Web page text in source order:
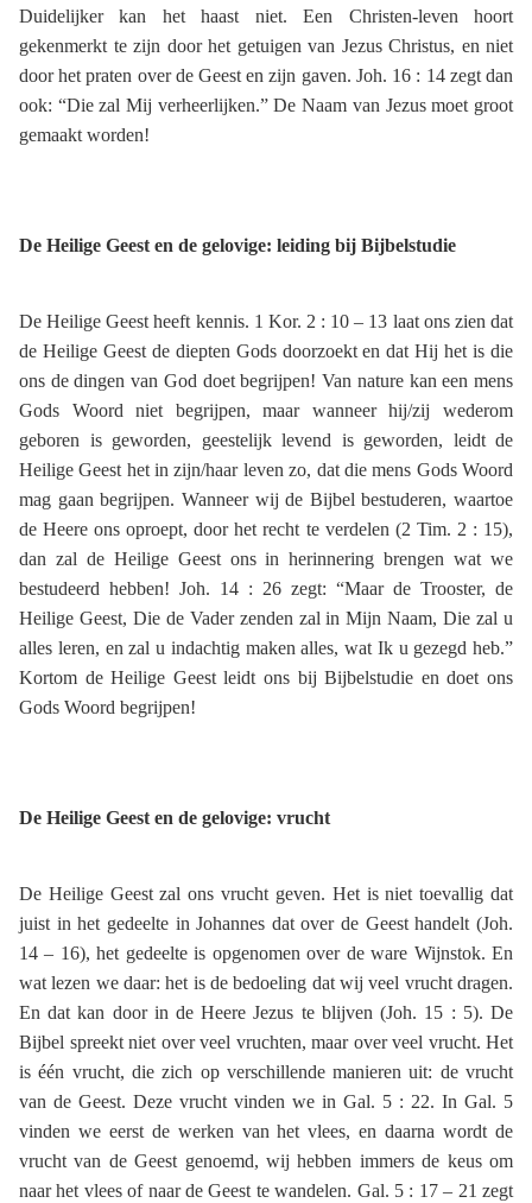
Duidelijker kan het haast niet. Een Christen-leven hoort
gekenmerkt te zijn door het getuigen van Jezus Christus, en niet
door het praten over de Geest en zijn gaven. Joh. 16 : 14 zegt dan
ook: “Die zal Mij verheerlijken.” De Naam van Jezus moet groot
gemaakt worden!
De Heilige Geest en de gelovige: leiding bij Bijbelstudie
De Heilige Geest heeft kennis. 1 Kor. 2 : 10 – 13 laat ons zien dat
de Heilige Geest de diepten Gods doorzoekt en dat Hij het is die
ons de dingen van God doet begrijpen! Van nature kan een mens
Gods Woord niet begrijpen, maar wanneer hij/zij wederom
geboren is geworden, geestelijk levend is geworden, leidt de
Heilige Geest het in zijn/haar leven zo, dat die mens Gods Woord
mag gaan begrijpen. Wanneer wij de Bijbel bestuderen, waartoe
de Heere ons oproept, door het recht te verdelen (2 Tim. 2 : 15),
dan zal de Heilige Geest ons in herinnering brengen wat we
bestudeerd hebben! Joh. 14 : 26 zegt: “Maar de Trooster, de
Heilige Geest, Die de Vader zenden zal in Mijn Naam, Die zal u
alles leren, en zal u indachtig maken alles, wat Ik u gezegd heb.”
Kortom de Heilige Geest leidt ons bij Bijbelstudie en doet ons
Gods Woord begrijpen!
De Heilige Geest en de gelovige: vrucht
De Heilige Geest zal ons vrucht geven. Het is niet toevallig dat
juist in het gedeelte in Johannes dat over de Geest handelt (Joh.
14 – 16), het gedeelte is opgenomen over de ware Wijnstok. En
wat lezen we daar: het is de bedoeling dat wij veel vrucht dragen.
En dat kan door in de Heere Jezus te blijven (Joh. 15 : 5). De
Bijbel spreekt niet over veel vruchten, maar over veel vrucht. Het
is één vrucht, die zich op verschillende manieren uit: de vrucht
van de Geest. Deze vrucht vinden we in Gal. 5 : 22. In Gal. 5
vinden we eerst de werken van het vlees, en daarna wordt de
vrucht van de Geest genoemd, wij hebben immers de keus om
naar het vlees of naar de Geest te wandelen. Gal. 5 : 17 – 21 zegt